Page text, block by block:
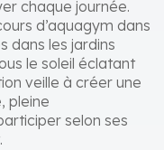
chaque journée.
d’aquagym dans
dans les jardins
le soleil éclatant
veille à créer une
pleine
selon ses